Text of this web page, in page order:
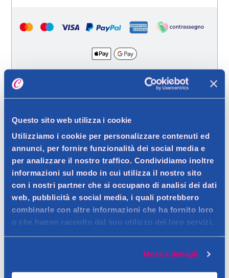
Questo sito web utilizza i cookie
Utilizziamo i cookie per personalizzare contenuti ed
annunci, per fornire funzionalità dei social media e
per analizzare il nostro traffico. Condividiamo inoltre
informazioni sul modo in cui utilizza il nostro sito
con i nostri partner che si occupano di analisi dei dati
web, pubblicità e social media, i quali potrebbero
combinarle con altre informazioni che ha fornito loro
o che hanno raccolto dal suo utilizzo dei loro servizi.
Mostra dettagli
Ritiro in negozio gratuito per i clienti registrati
Dettagli prodotto
Descrizione
Ombretto Pupa Vamp
Contatto del produttore
Dettagli
Colore puro, intenso, uniforme e facilmente sfumabile.
Trousse con applicatore.